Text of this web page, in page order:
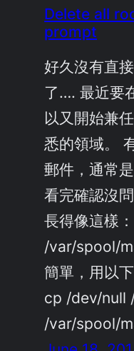
Delete all
prompt
好久沒有直
了…. 最近要
以又開始兼
悉的領域。
郵件，通常
看完確認沒
長得像這樣
/var/spool/
簡單，用以
cp /dev/null
/var/spool/